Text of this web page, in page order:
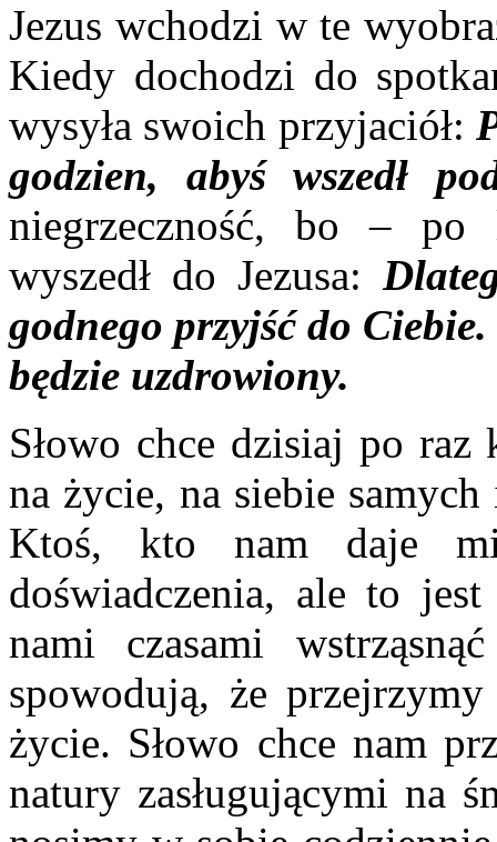
Jezus wchodzi w te
Kiedy dochodzi do
wysyła swoich przyjaciół:
godzien, abyś wszedł
niegrzeczność, bo –
wyszedł do Jezusa:
godnego przyjść do Ciebie.
będzie uzdrowiony.
Słowo chce dzisiaj po raz
na życie, na siebie
Ktoś, kto nam daje
doświadczenia, ale to
nami czasami
spowodują, że
życie. Słowo chce nam
natury zasługującymi na